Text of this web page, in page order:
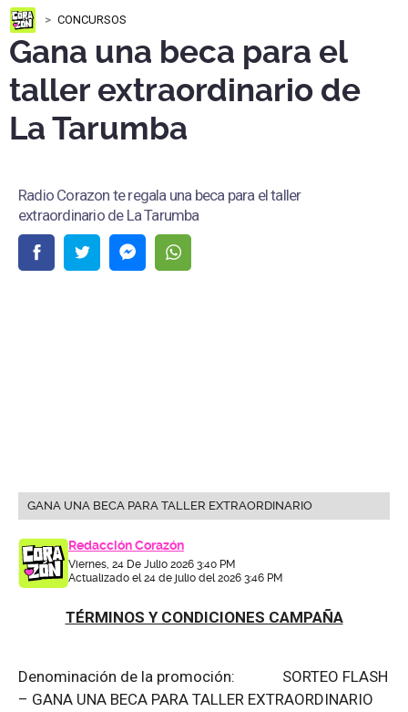
CONCURSOS
Gana una beca para el
taller extraordinario de
La Tarumba
Radio Corazon te regala una beca para el taller
extraordinario de La Tarumba
GANA UNA BECA PARA TALLER EXTRAORDINARIO
Redacción Corazón
Viernes, 24 De Julio 2026 3:40 PM
Actualizado el 24 de julio del 2026 3:46 PM
TÉRMINOS Y CONDICIONES CAMPAÑA
Denominación de la promoción: SORTEO FLASH
– GANA UNA BECA PARA TALLER EXTRAORDINARIO